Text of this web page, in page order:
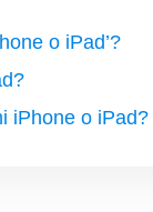
o iPad’?
iPhone o iPad?